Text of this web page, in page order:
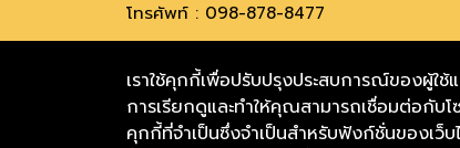
โทรศัพท์ : 098-878-8477
TERMS & CONDITIONS
เราใช้คุกกี้เพื่อปรับปรุงประสบการณ์ของผู้ใ
การเรียกดูและทำให้คุณสามารถเชื่อมต่อกับ
คุกกี้ที่จำเป็นซึ่งจำเป็นสำหรับฟังก์ชั่นของเว็